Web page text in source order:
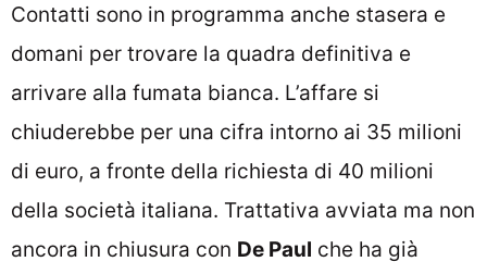
Contatti sono in programma anche stasera e
domani per trovare la quadra definitiva e
arrivare alla fumata bianca. L’affare si
chiuderebbe per una cifra intorno ai 35 milioni
di euro, a fronte della richiesta di 40 milioni
della società italiana. Trattativa avviata ma non
ancora in chiusura con De Paul che ha già